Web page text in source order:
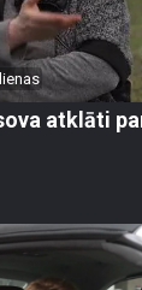
atklāti